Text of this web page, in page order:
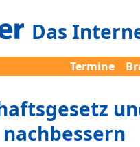
Das
Termine